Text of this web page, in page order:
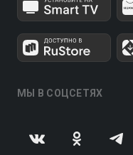
МЫ В СОЦСЕТЯХ